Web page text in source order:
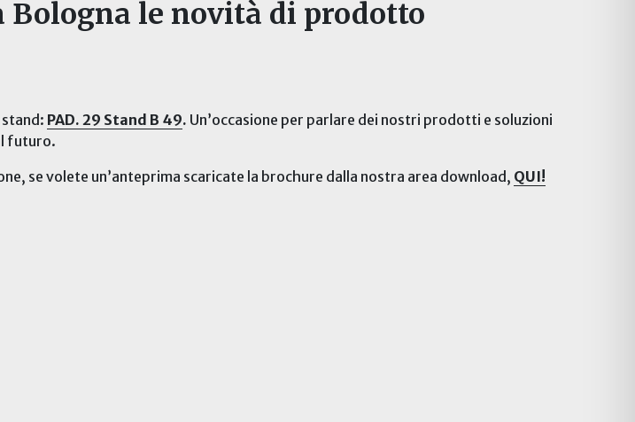
Bologna le novità di prodotto
PAD. 29 Stand B 49. Un’occasione per parlare dei nostri prodotti e soluzioni
futuro.
se volete un’anteprima scaricate la brochure dalla nostra area download, QUI!